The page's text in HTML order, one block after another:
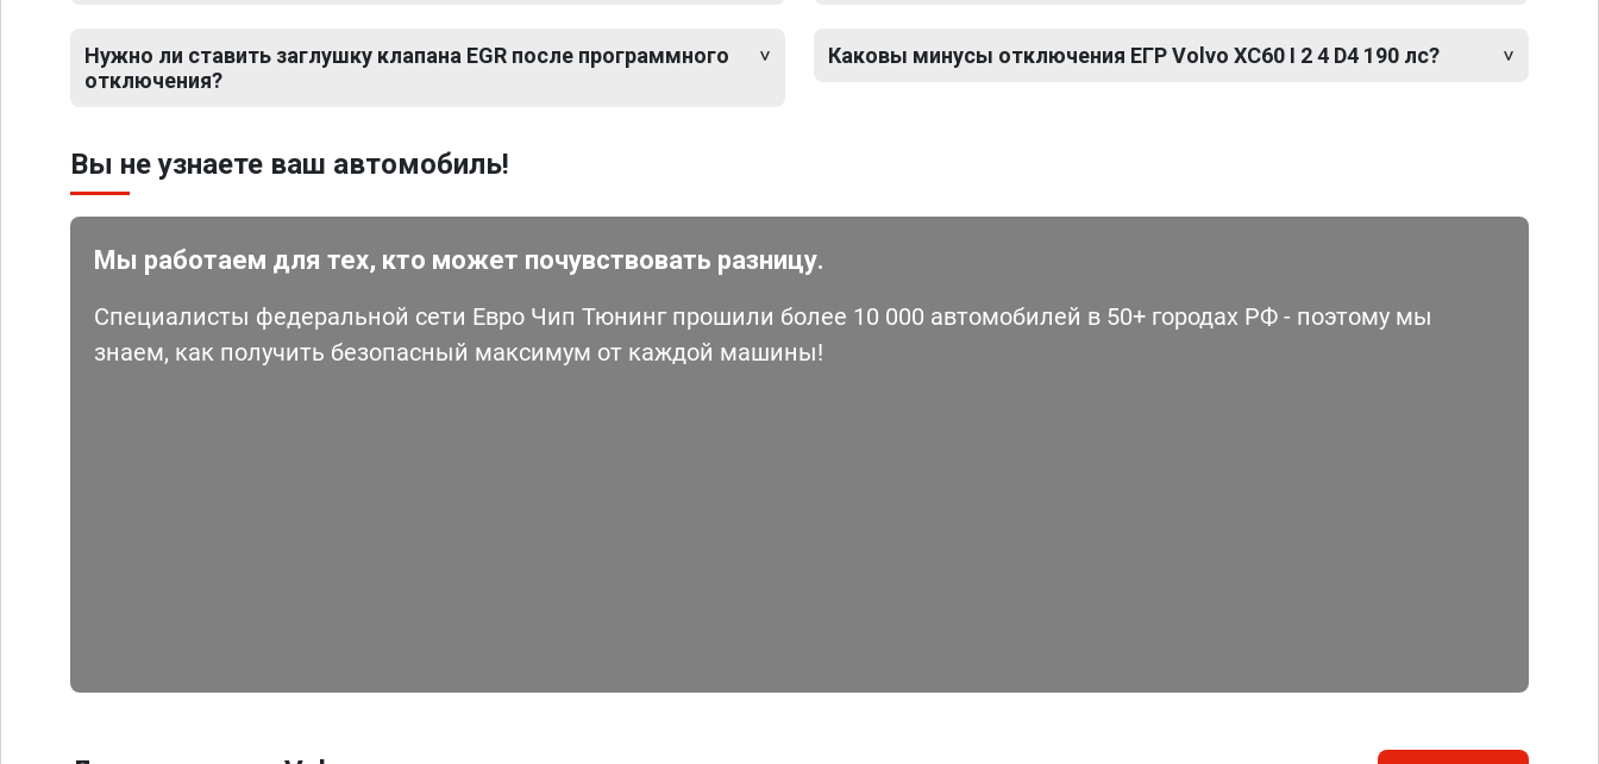
Нужно ли ставить заглушку клапана EGR после программного
отключения?
Каковы минусы отключения ЕГР Volvo XC60 I 2 4 D4 190 лс?
Вы не узнаете ваш автомобиль!
Мы работаем для тех, кто может почувствовать разницу.
Специалисты федеральной сети Евро Чип Тюнинг прошили более 10 000 автомобилей в 50+ городах РФ - поэтому мы
знаем, как получить безопасный максимум от каждой машины!